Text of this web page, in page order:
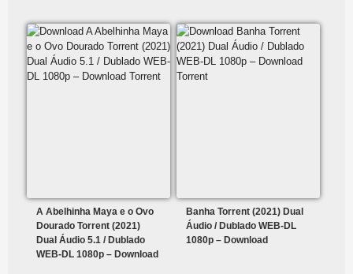
A Abelhinha Maya e o Ovo
Dourado Torrent (2021)
Dual Áudio 5.1 / Dublado
WEB-DL 1080p – Download
Banha Torrent (2021) Dual
Áudio / Dublado WEB-DL
1080p – Download